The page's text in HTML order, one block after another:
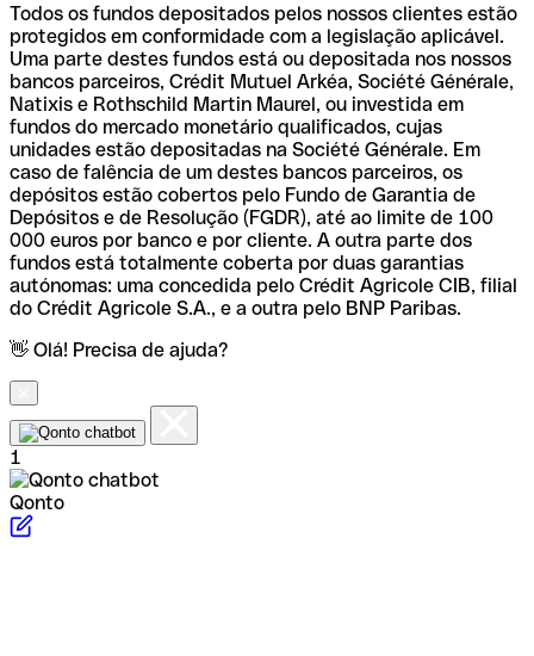
Todos os fundos depositados pelos nossos clientes estão
protegidos em conformidade com a legislação aplicável.
Uma parte destes fundos está ou depositada nos nossos
bancos parceiros, Crédit Mutuel Arkéa, Société Générale,
Natixis e Rothschild Martin Maurel, ou investida em
fundos do mercado monetário qualificados, cujas
unidades estão depositadas na Société Générale. Em
caso de falência de um destes bancos parceiros, os
depósitos estão cobertos pelo Fundo de Garantia de
Depósitos e de Resolução (FGDR), até ao limite de 100
000 euros por banco e por cliente. A outra parte dos
fundos está totalmente coberta por duas garantias
autónomas: uma concedida pelo Crédit Agricole CIB, filial
do Crédit Agricole S.A., e a outra pelo BNP Paribas.
👋 Olá! Precisa de ajuda?
1
Qonto